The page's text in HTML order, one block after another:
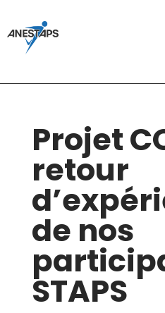
Projet
retour
de nos
STAPS